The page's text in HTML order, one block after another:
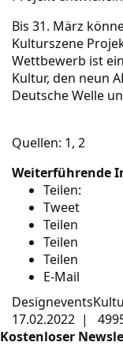
Bis 31. März
Kulturszene
Wettbewerb ist
Kultur, den neun
Deutsche Welle
Quellen: 1, 2
Weiterführende
Teilen:
Tweet
Teilen
Teilen
Teilen
E-Mail
Designevents
17.02.2022 |
Kostenloser